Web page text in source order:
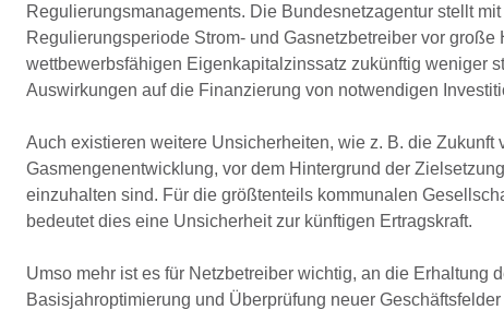
Regulierungsmanagements. Die Bundesnetzagentur stellt
Regulierungsperiode Strom- und Gasnetzbetreiber vor
wettbewerbsfähigen Eigenkapitalzinssatz zukünftig weniger
Auswirkungen auf die Finanzierung von notwendigen
Auch existieren weitere Unsicherheiten, wie z. B. die
Gasmengenentwicklung, vor dem Hintergrund der
einzuhalten sind. Für die größtenteils kommunalen
bedeutet dies eine Unsicherheit zur künftigen Ertragskraft.
Umso mehr ist es für Netzbetreiber wichtig, an die
Basisjahroptimierung und Überprüfung neuer